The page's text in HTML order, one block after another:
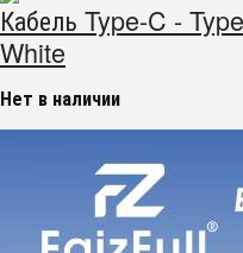
Кабель Type-C -
White
Нет в наличии